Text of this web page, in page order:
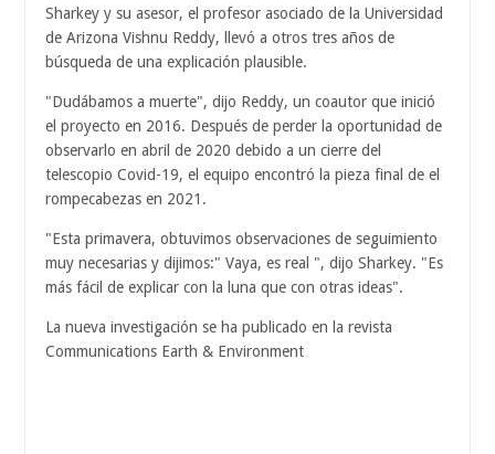
Sharkey y su asesor, el profesor asociado de la Universidad
de Arizona Vishnu Reddy, llevó a otros tres años de
búsqueda de una explicación plausible.
"Dudábamos a muerte", dijo Reddy, un coautor que inició
el proyecto en 2016. Después de perder la oportunidad de
observarlo en abril de 2020 debido a un cierre del
telescopio Covid-19, el equipo encontró la pieza final de el
rompecabezas en 2021.
"Esta primavera, obtuvimos observaciones de seguimiento
muy necesarias y dijimos:" Vaya, es real ", dijo Sharkey. "Es
más fácil de explicar con la luna que con otras ideas".
La nueva investigación se ha publicado en la revista
Communications Earth & Environment